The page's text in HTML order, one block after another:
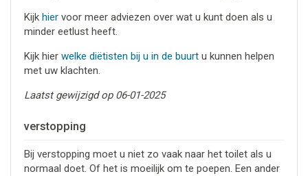
Kijk hiervoor meer adviezen over wat u kunt doen als u
minder eetlust heeft.
Kijk hierwelke diëtisten bij u in de buurtu kunnen helpen
met uw klachten.
Laatst gewijzigd op 06-01-2025
verstopping
Bij verstopping moet u niet zo vaak naar het toilet als u
normaal doet. Of het is moeilijk om te poepen. Een ander